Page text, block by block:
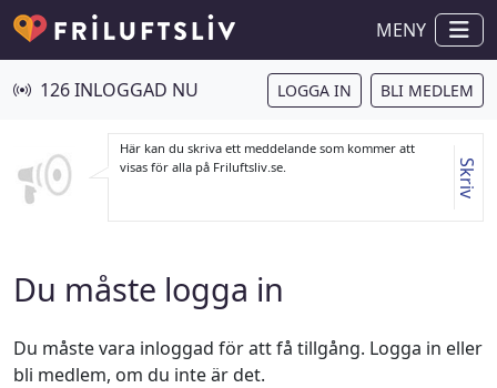
MENY
126 INLOGGAD NU LOGGA IN BLI MEDLEM
Här kan du skriva ett meddelande som kommer att
visas för alla på Friluftsliv.se.
Skriv
Du måste logga in
Du måste vara inloggad för att få tillgång. Logga in eller
bli medlem, om du inte är det.